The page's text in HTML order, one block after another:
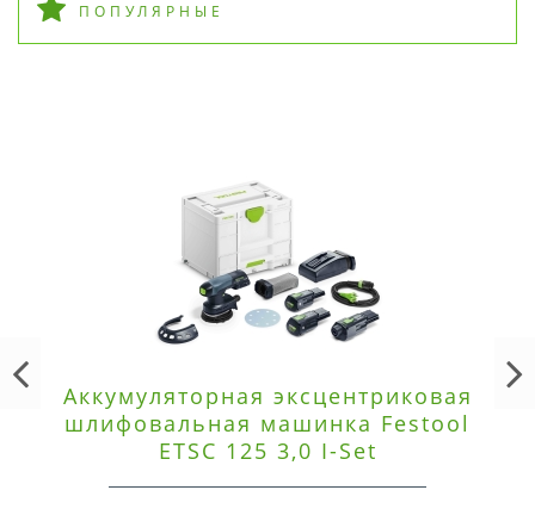
ПОПУЛЯРНЫЕ
Аккумуляторная эксцентриковая
шлифовальная машинка Festool
ETSC 125 3,0 I-Set